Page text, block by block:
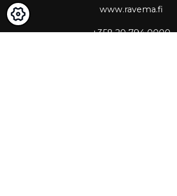
www.ravema.fi
+358 20 794 0000